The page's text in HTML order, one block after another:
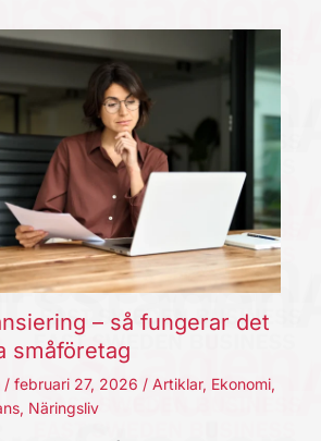
– så fungerar det
småföretag
/ februari 27, 2026 / Artiklar, Ekonomi,
, Näringsliv